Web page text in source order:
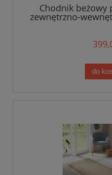
Chodnik beżowy
zewnętrzno-
do